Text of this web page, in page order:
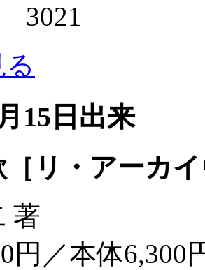
3021
15日出来
リ・アーカ
著
円／本体6,300